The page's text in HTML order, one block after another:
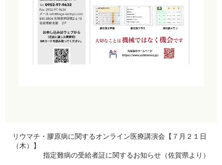
リウマチ・膠原病に関するオンライン医療講演会【７月２１日
（木）】
指定難病の受給者証に関するお知らせ（佐賀県より）